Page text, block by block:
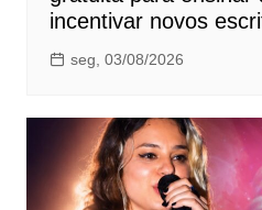
incentivar novos
seg, 03/08/2026